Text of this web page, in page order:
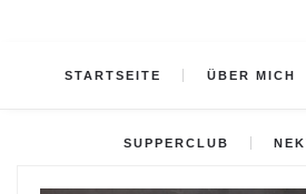
STARTSEITE ÜBER MICH
SUPPERCLUB